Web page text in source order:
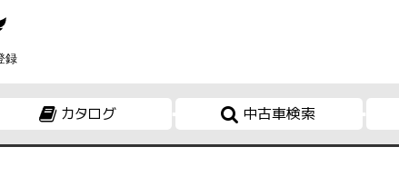
録
カタログ 中古車検索